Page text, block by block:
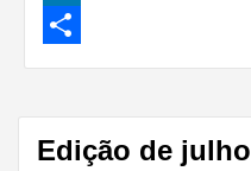
LinkedIn
Share
Edição de julho